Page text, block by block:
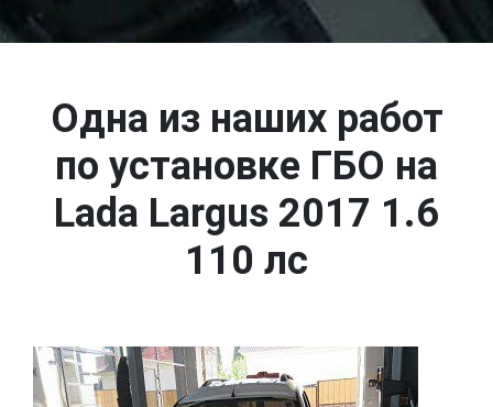
Одна из наших работ
по установке ГБО на
Lada Largus 2017 1.6
110 лс